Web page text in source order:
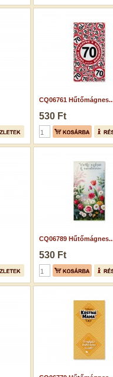
CQ06761
530 Ft
CQ06789
530 Ft